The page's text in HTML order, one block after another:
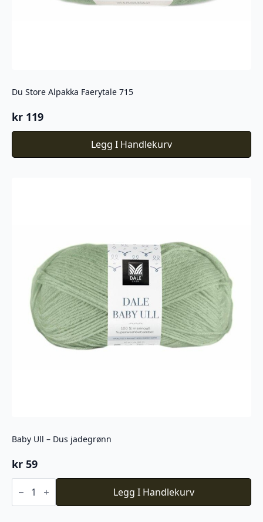
Du Store Alpakka Faerytale 715
kr 119
Legg I Handlekurv
Baby Ull – Dus jadegrønn
kr 59
Baby
Ull
Dus
Legg I Handlekurv